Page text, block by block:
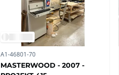
A1-46801-70
MASTERWOOD - 2007 -